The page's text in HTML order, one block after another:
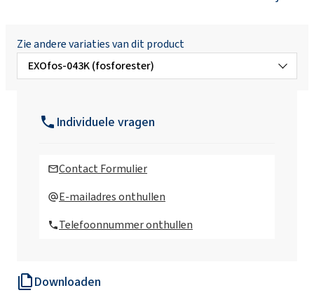
Downloaden
Zie andere variaties van dit product
EXOfos-043K (fosforester)
EXOfos-136B (fosforester)
EXOfos-184 (fosforester)
Individuele vragen
Contact Formulier
E-mailadres onthullen
Telefoonnummer onthullen